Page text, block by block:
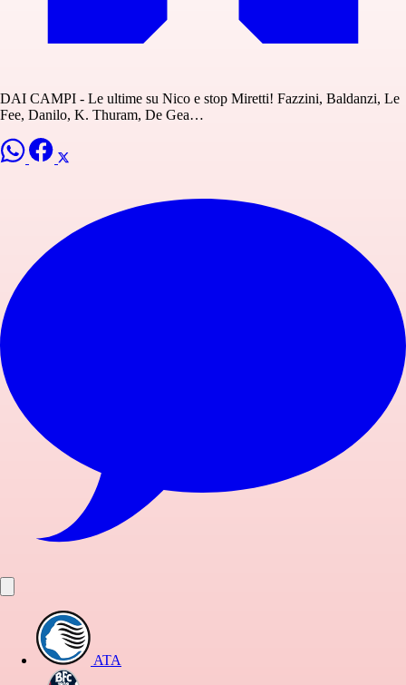
DAI CAMPI - Le ultime su Nico e stop Miretti! Fazzini, Baldanzi, Le
Fee, Danilo, K. Thuram, De Gea…
ATA